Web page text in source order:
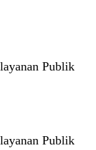
Publik
Publik